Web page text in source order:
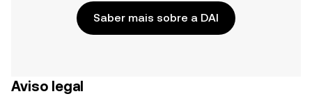
Saber mais sobre a DAI
Aviso legal